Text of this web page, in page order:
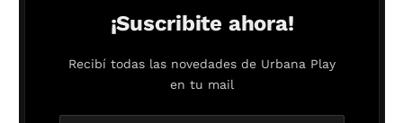
¡Suscribite ahora!
Recibí todas las novedades de Urbana Play
en tu mail